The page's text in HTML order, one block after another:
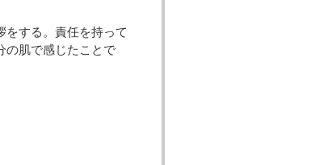
をする。責任を持って
の肌で感じたことで